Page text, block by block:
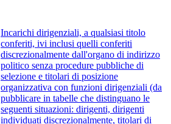
Incarichi dirigenziali, a qualsiasi titolo
conferiti, ivi inclusi quelli conferiti
discrezionalmente dall'organo di indirizzo
politico senza procedure pubbliche di
selezione e titolari di posizione
organizzativa con funzioni dirigenziali (da
pubblicare in tabelle che distinguano le
seguenti situazioni: dirigenti, dirigenti
individuati discrezionalmente, titolari di